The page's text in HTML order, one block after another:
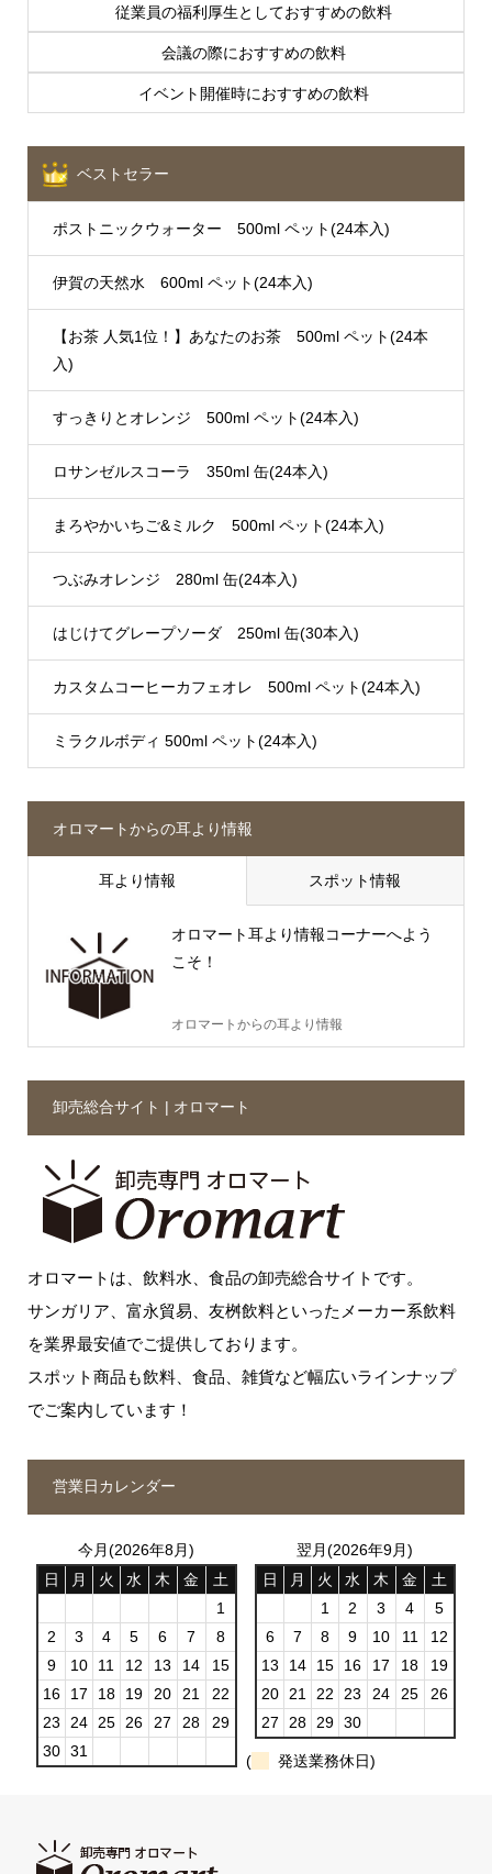
従業員の福利厚生としておすすめの飲料
会議の際におすすめの飲料
イベント開催時におすすめの飲料
ベストセラー
ポストニックウォーター 500ml ペット(24本入)
伊賀の天然水 600ml ペット(24本入)
【お茶 人気1位！】あなたのお茶 500ml ペット(24本
入)
すっきりとオレンジ 500ml ペット(24本入)
ロサンゼルスコーラ 350ml 缶(24本入)
まろやかいちご&ミルク 500ml ペット(24本入)
つぶみオレンジ 280ml 缶(24本入)
はじけてグレープソーダ 250ml 缶(30本入)
カスタムコーヒーカフェオレ 500ml ペット(24本入)
ミラクルボディ 500ml ペット(24本入)
オロマートからの耳より情報
耳より情報 スポット情報
オロマート耳より情報コーナーへよう
こそ！
オロマートからの耳より情報
卸売総合サイト | オロマート
オロマートは、飲料水、食品の卸売総合サイトです。
サンガリア、富永貿易、友桝飲料といったメーカー系飲料
を業界最安値でご提供しております。
スポット商品も飲料、食品、雑貨など幅広いラインナップ
でご案内しています！
営業日カレンダー
今月(2026年8月)
日
月 火 水 木 金
土
1
2
3 4 5 6 7
8
9
10 11 12 13 14
15
16
17 18 19 20 21
22
23
24 25 26 27 28
29
30 31
翌月(2026年9月)
日
月 火 水 木 金
土
1
2 3 4
5
6
7 8 9 10 11
12
13
14 15 16 17 18
19
20
21 22 23 24 25
26
27
28 29 30
( 発送業務休日)